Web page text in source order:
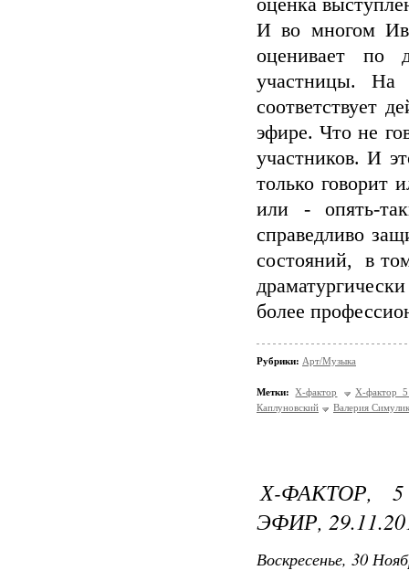
оценка
И во многом
оценивает по
участницы. На
соответствует
эфире. Что не
участников. И
только говорит
или - опять-
справедливо
состояний, в
более
Рубрики: Арт/Музыка
Метки: Х-фактор
Х-фактор
Каплуновский
Валерия Симулик
Х-ФАКТОР,
ЭФИР,
Воскресенье, 30